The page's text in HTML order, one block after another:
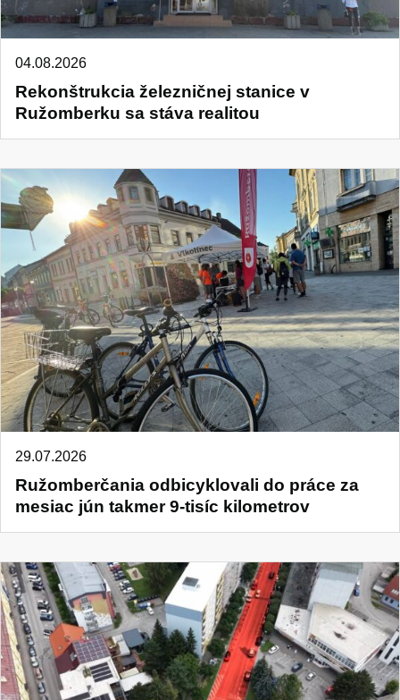
Rekonštrukcia železničnej stanice v
Ružomberku sa stáva realitou
04.08.2026
Ružomberčania odbicyklovali do práce za
mesiac jún takmer 9-tisíc kilometrov
29.07.2026